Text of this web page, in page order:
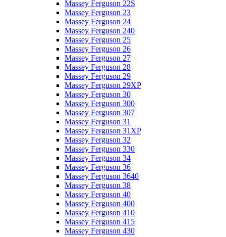
Massey Ferguson 22S
Massey Ferguson 23
Massey Ferguson 24
Massey Ferguson 240
Massey Ferguson 25
Massey Ferguson 26
Massey Ferguson 27
Massey Ferguson 28
Massey Ferguson 29
Massey Ferguson 29XP
Massey Ferguson 30
Massey Ferguson 300
Massey Ferguson 307
Massey Ferguson 31
Massey Ferguson 31XP
Massey Ferguson 32
Massey Ferguson 330
Massey Ferguson 34
Massey Ferguson 36
Massey Ferguson 3640
Massey Ferguson 38
Massey Ferguson 40
Massey Ferguson 400
Massey Ferguson 410
Massey Ferguson 415
Massey Ferguson 430